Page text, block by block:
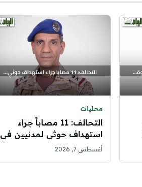
محليات
التحالف: 11 مصاباً جراء
استهداف حوثي لمدنيين في
نجران
أغسطس 7, 2026